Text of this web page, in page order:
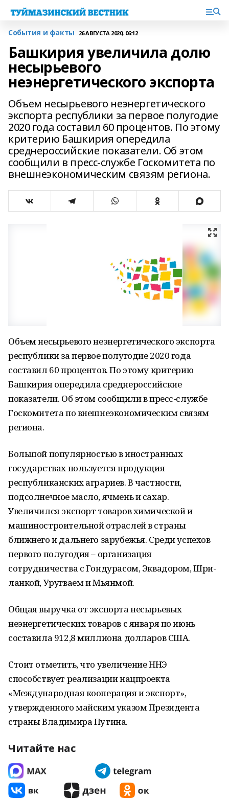
События и факты 26 АВГУСТА 2020, 06:12
Башкирия увеличила долю
несырьевого
неэнергетического экспорта
Объем несырьевого неэнергетического
экспорта республики за первое полугодие
2020 года составил 60 процентов. По этому
критерию Башкирия опередила
среднероссийские показатели. Об этом
сообщили в пресс-службе Госкомитета по
внешнеэкономическим связям региона.
Объем несырьевого неэнергетического экспорта
республики за первое полугодие 2020 года
составил 60 процентов. По этому критерию
Башкирия опередила среднероссийские
показатели. Об этом сообщили в пресс-службе
Госкомитета по внешнеэкономическим связям
региона.
Большой популярностью в иностранных
государствах пользуется продукция
республиканских аграриев. В частности,
подсолнечное масло, ячмень и сахар.
Увеличился экспорт товаров химической и
машиностроительной отраслей в страны
ближнего и дальнего зарубежья. Среди успехов
первого полугодия – организация
сотрудничества с Гондурасом, Эквадором, Шри-
ланкой, Уругваем и Мьянмой.
Общая выручка от экспорта несырьевых
неэнергетических товаров с января по июнь
составила 912,8 миллиона долларов США.
Стоит отметить, что увеличение ННЭ
способствует реализации нацпроекта
«Международная кооперация и экспорт»,
утвержденного майским указом Президента
страны Владимира Путина.
Читайте нас